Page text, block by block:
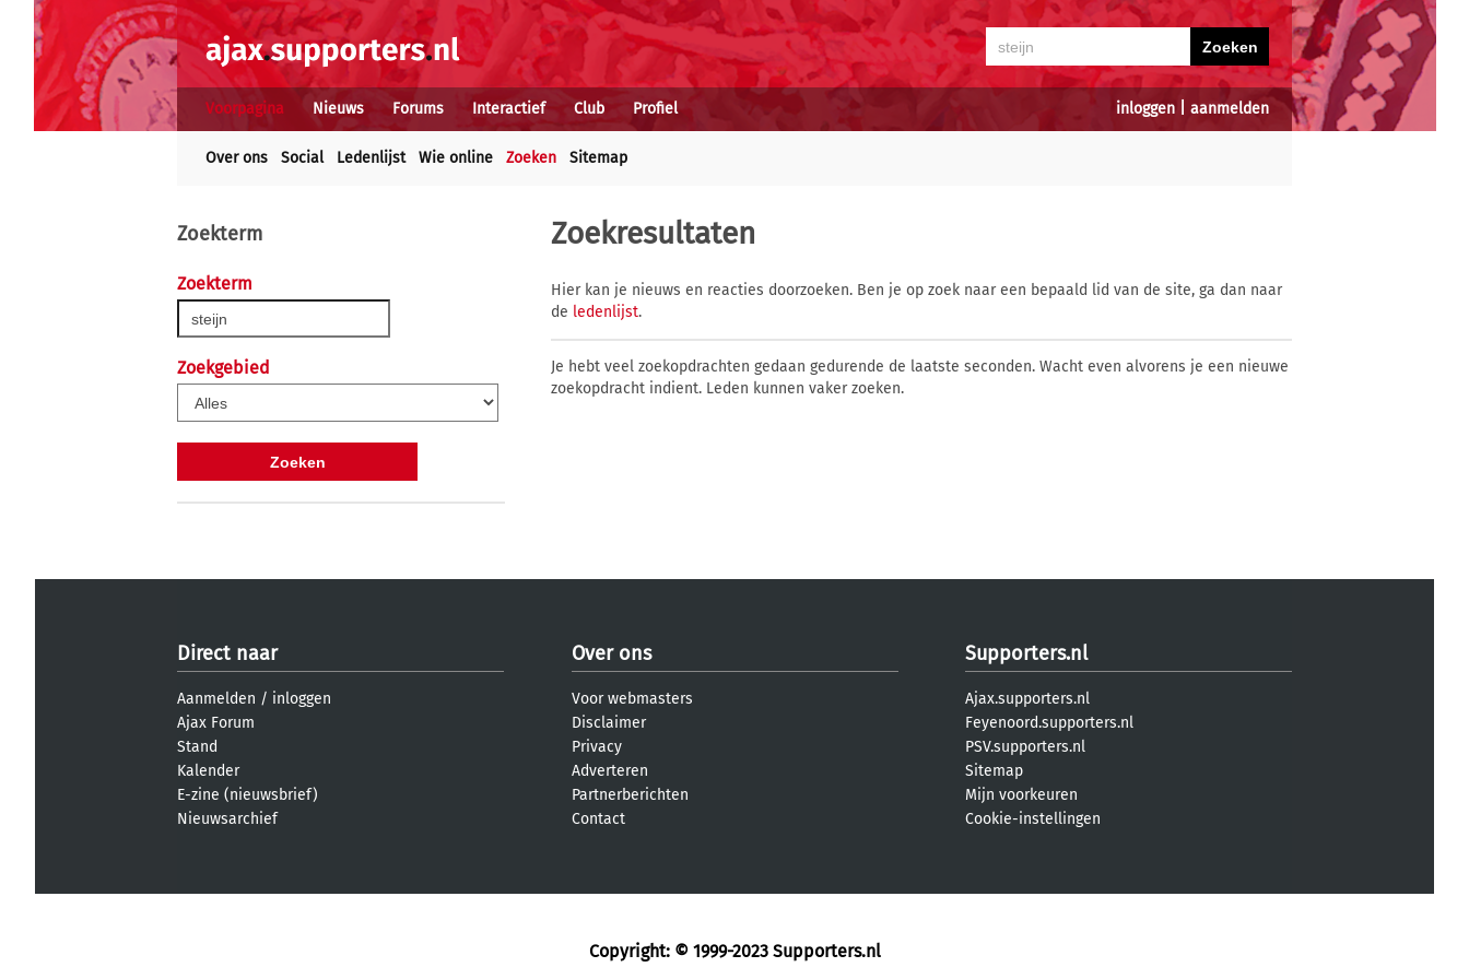
inloggen aanmelden
Voorpagina Nieuws Forums Interactief Club Profiel
Over ons Social Ledenlijst Wie online Zoeken Sitemap
Zoekterm
Zoekterm
Zoekgebied
Zoekresultaten
Hier kan je nieuws en reacties doorzoeken. Ben je op zoek naar een bepaald lid van de site, ga dan naar
de ledenlijst.
Je hebt veel zoekopdrachten gedaan gedurende de laatste seconden. Wacht even alvorens je een nieuwe
zoekopdracht indient. Leden kunnen vaker zoeken.
Direct naar
Aanmelden / inloggen
Ajax Forum
Stand
Kalender
E-zine (nieuwsbrief)
Nieuwsarchief
Over ons
Voor webmasters
Disclaimer
Privacy
Adverteren
Partnerberichten
Contact
Supporters.nl
Ajax.supporters.nl
Feyenoord.supporters.nl
PSV.supporters.nl
Sitemap
Mijn voorkeuren
Cookie-instellingen
Copyright: © 1999-2023 Supporters.nl